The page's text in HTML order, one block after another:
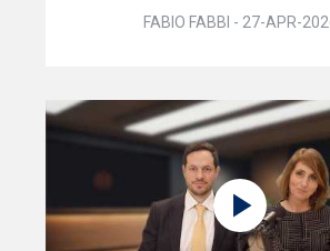
FABIO FABBI - 27-APR-